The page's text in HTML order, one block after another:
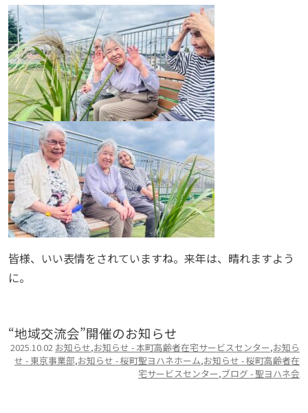
皆様、いい表情をされていますね。来年は、晴れますよう
に。
“地域交流会”開催のお知らせ
2025.10.02 お知らせ,お知らせ - 本町高齢者在宅サービスセンター,お知ら
せ - 東京事業部,お知らせ - 桜町聖ヨハネホーム,お知らせ - 桜町高齢者在
宅サービスセンター,ブログ - 聖ヨハネ会